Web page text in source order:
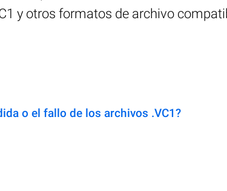
y otros formatos de archivo
o el fallo de los archivos .VC1?